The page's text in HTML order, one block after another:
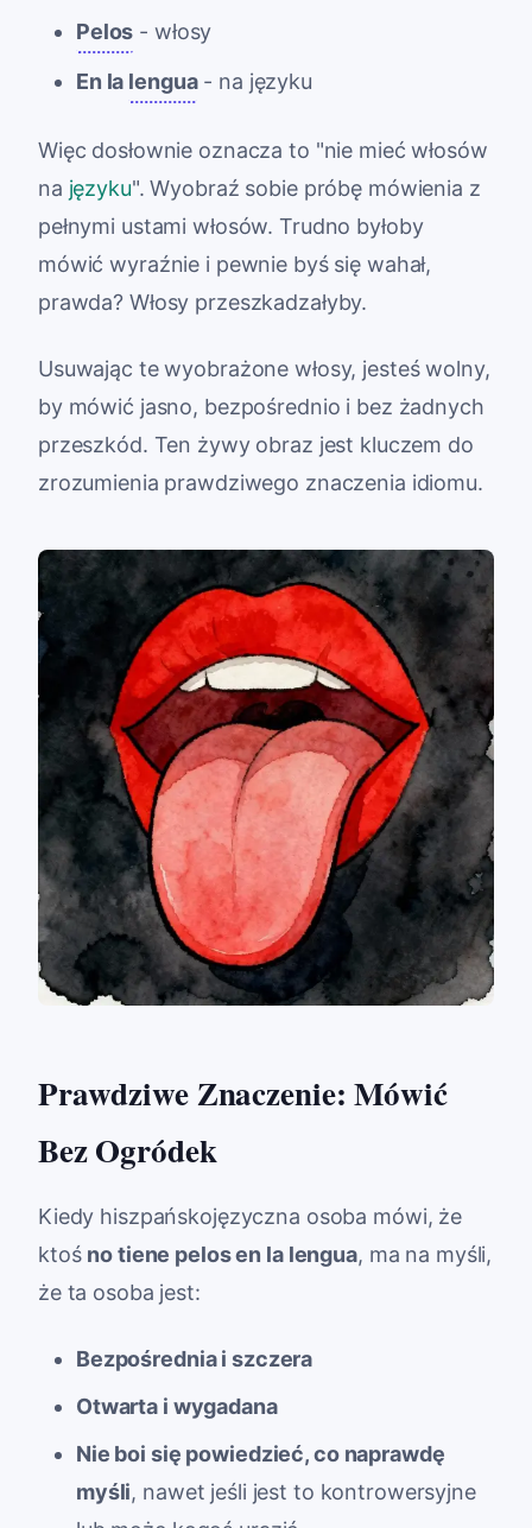
Pelos - włosy
En la lengua- na języku
Więc dosłownie oznacza to "nie mieć włosów
na języku". Wyobraź sobie próbę mówienia z
pełnymi ustami włosów. Trudno byłoby
mówić wyraźnie i pewnie byś się wahał,
prawda? Włosy przeszkadzałyby.
Usuwając te wyobrażone włosy, jesteś wolny,
by mówić jasno, bezpośrednio i bez żadnych
przeszkód. Ten żywy obraz jest kluczem do
zrozumienia prawdziwego znaczenia idiomu.
Prawdziwe Znaczenie: Mówić
Bez Ogródek
Kiedy hiszpańskojęzyczna osoba mówi, że
ktoś no tiene pelos en la lengua, ma na myśli,
że ta osoba jest:
Bezpośrednia i szczera
Otwarta i wygadana
Nie boi się powiedzieć, co naprawdę
myśli, nawet jeśli jest to kontrowersyjne